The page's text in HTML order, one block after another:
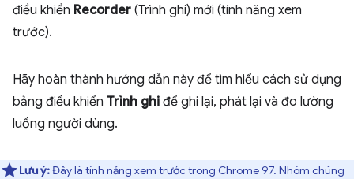
điều khiển Recorder (Trình ghi) mới (tính năng xem
trước).
Hãy hoàn thành hướng dẫn này để tìm hiểu cách sử dụng
bảng điều khiển Trình ghi để ghi lại, phát lại và đo lường
luồng người dùng.
Lưu ý:Đây là tính năng xem trước trong Chrome 97. Nhóm chúng